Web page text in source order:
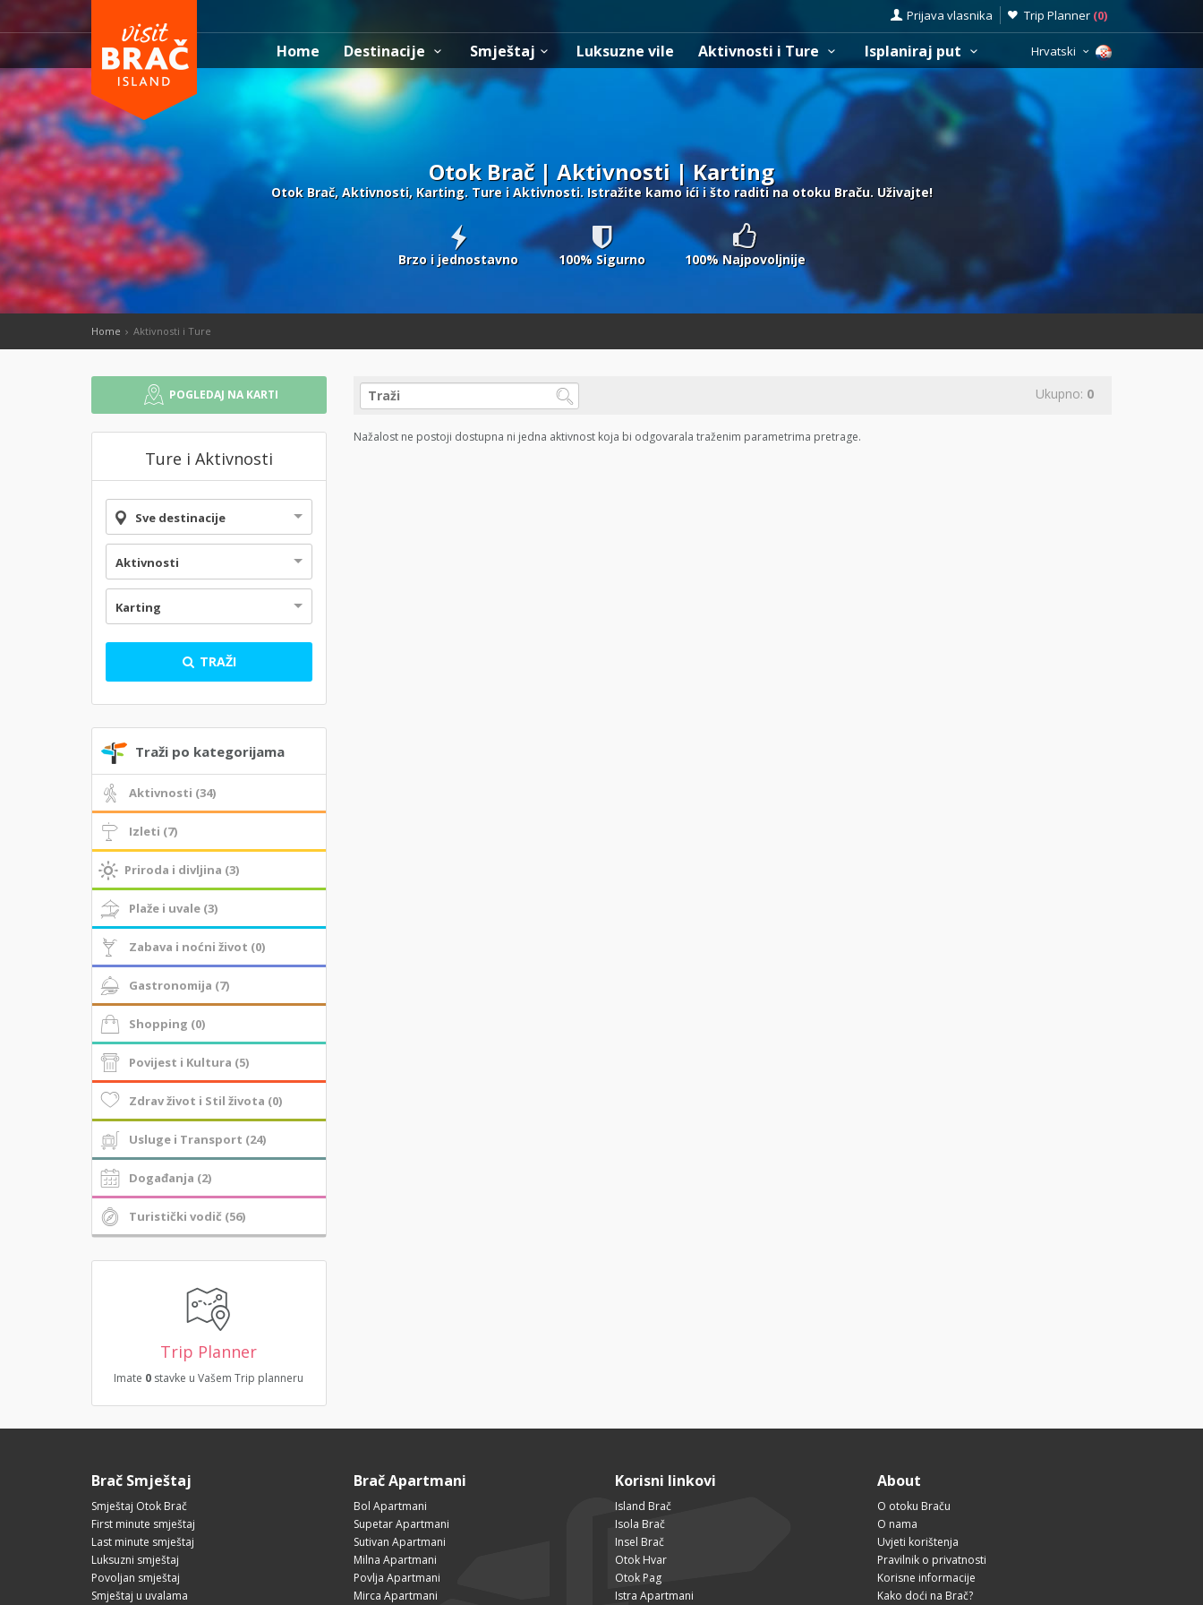
Prijava vlasnika Trip Planner (0)
Home Destinacije Smještaj Luksuzne vile Aktivnosti i Ture Isplaniraj put Hrvatski
Otok Brač | Aktivnosti | Karting
Otok Brač, Aktivnosti, Karting. Ture i Aktivnosti. Istražite kamo ići i što raditi na otoku Braču. Uživajte!
Brzo i jednostavno 100% Sigurno 100% Najpovoljnije
Home Aktivnosti i Ture
POGLEDAJ NA KARTI
Ture i Aktivnosti
Sve destinacije
Aktivnosti
Karting
TRAŽI
Traži po kategorijama
Aktivnosti (34)
Izleti (7)
Priroda i divljina (3)
Plaže i uvale (3)
Zabava i noćni život (0)
Gastronomija (7)
Shopping (0)
Povijest i Kultura (5)
Zdrav život i Stil života (0)
Usluge i Transport (24)
Događanja (2)
Turistički vodič (56)
Trip Planner
Imate 0 stavke u Vašem Trip planneru
Ukupno: 0
Nažalost ne postoji dostupna ni jedna aktivnost koja bi odgovarala traženim parametrima pretrage.
Brač Smještaj
Smještaj Otok Brač
First minute smještaj
Last minute smještaj
Luksuzni smještaj
Povoljan smještaj
Smještaj u uvalama
Brač Apartmani
Bol Apartmani
Supetar Apartmani
Sutivan Apartmani
Milna Apartmani
Povlja Apartmani
Mirca Apartmani
Korisni linkovi
Island Brač
Isola Brač
Insel Brač
Otok Hvar
Otok Pag
Istra Apartmani
About
O otoku Braču
O nama
Uvjeti korištenja
Pravilnik o privatnosti
Korisne informacije
Kako doći na Brač?